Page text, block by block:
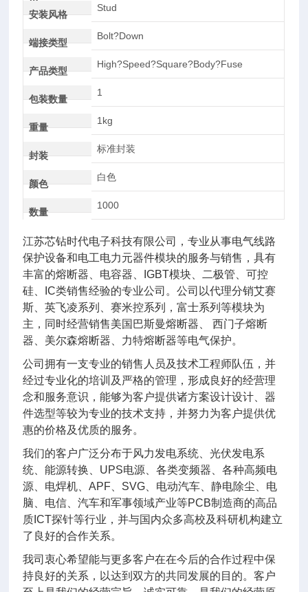
安装风格
Stud
端接类型
Bolt?Down
产品类型
High?Speed?Square?Body?Fuse
包装数量
1
重量
1kg
封装
标准封装
颜色
白色
数量
1000
江苏芯钻时代电子科技有限公司，专业从事电气线路
保护设备和电工电力元器件模块的服务与销售，具有
丰富的熔断器、电容器、IGBT模块、二极管、可控
硅、IC类销售经验的专业公司。公司以代理分销艾赛
斯、英飞凌系列、赛米控系列，富士系列等模块为
主，同时经营销售美国巴斯曼熔断器、 西门子熔断
器、美尔森熔断器、力特熔断器等电气保护。
公司拥有一支专业的销售人员及技术工程师队伍，并
经过专业化的培训及严格的管理，形成良好的经营理
念和服务意识，能够为客户提供诸方案设计设计、器
件选型等较为专业的技术支持，并努力为客户提供优
惠的价格及优质的服务。
我们的客户广泛分布于风力发电系统、光伏发电系
统、能源转换、UPS电源、各类变频器、各种高频电
源、电焊机、APF、SVG、电动汽车、静电除尘、电
脑、电信、汽车和军事领域产业等PCB制造商的高品
质ICT探针等行业，并与国内众多高校及科研机构建立
了良好的合作关系。
我司衷心希望能与更多客户在在今后的合作过程中保
持良好的关系，以达到双方的共同发展的目的。客户